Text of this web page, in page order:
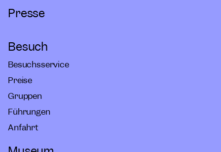
Presse
Besuch
Besuchsservice
Preise
Gruppen
Führungen
Anfahrt